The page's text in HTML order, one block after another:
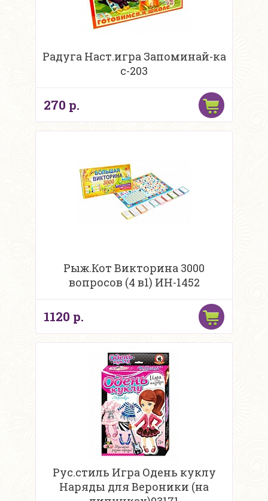
Радуга Наст.игра Запоминай-ка
с-203
270 р.
Рыж.Кот Викторина 3000
вопросов (4 в1) ИН-1452
1120 р.
Рус.стиль Игра Одень куклу
Наряды для Вероники (на